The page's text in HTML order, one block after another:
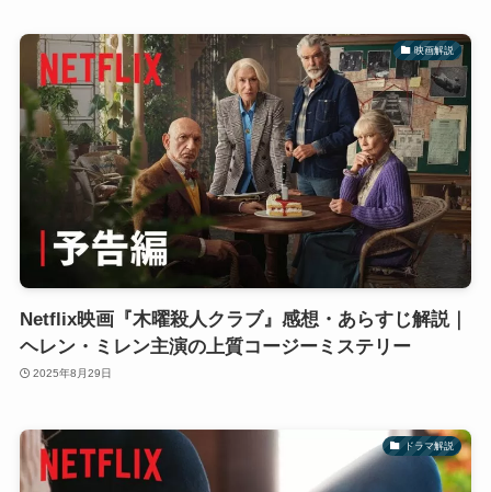
映画解説
Netflix映画『木曜殺人クラブ』感想・あらすじ解説｜
ヘレン・ミレン主演の上質コージーミステリー
2025年8月29日
ドラマ解説